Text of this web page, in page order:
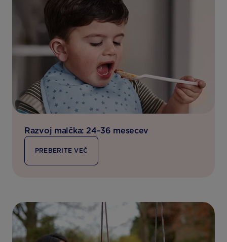
Razvoj malčka: 24–36 mesecev
PREBERITE VEČ